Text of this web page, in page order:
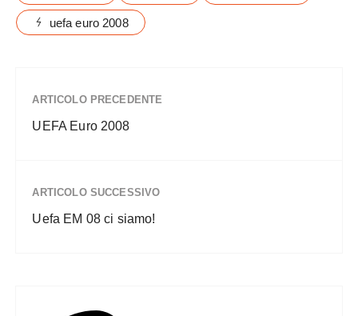
uefa euro 2008
ARTICOLO PRECEDENTE
UEFA Euro 2008
ARTICOLO SUCCESSIVO
Uefa EM 08 ci siamo!